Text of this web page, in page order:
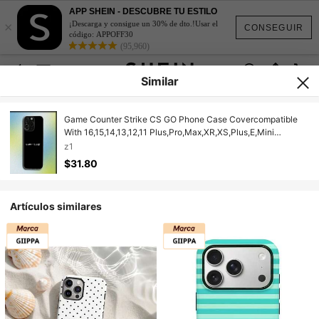
CONSEGUIR
×
APP SHEIN - DESCUBRE TU ESTILO
¡Descarga y consigue un 30% de dto.!Usar el
código: APPOFF30
(95,960)
Similar
Game Counter Strike CS GO Phone Case Covercompatible
With 16,15,14,13,12,11 Plus,Pro,Max,XR,XS,Plus,E,Mini
Transparent Soft Cover,Covercompatible With 17 Case, 17
z1
$31.80
Artículos similares